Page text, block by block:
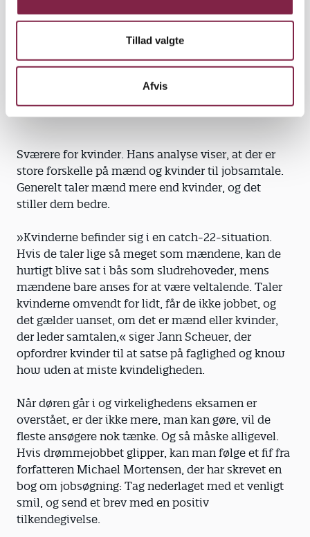
Tillad valgte
Afvis
»De færreste af os slipper af sted med at lyve. Det
er sjældent, en løgn direkte bliver afsløret i en
jobsamtale, men den bliver hængende i lokalet som
Sværere for kvinder. Hans analyse viser, at der er
store forskelle på mænd og kvinder til jobsamtale.
Generelt taler mænd mere end kvinder, og det
stiller dem bedre.
»Kvinderne befinder sig i en catch-22-situation.
Hvis de taler lige så meget som mændene, kan de
hurtigt blive sat i bås som sludrehoveder, mens
mændene bare anses for at være veltalende. Taler
kvinderne omvendt for lidt, får de ikke jobbet, og
det gælder uanset, om det er mænd eller kvinder,
der leder samtalen,« siger Jann Scheuer, der
opfordrer kvinder til at satse på faglighed og know
how uden at miste kvindeligheden.
Når døren går i og virkelighedens eksamen er
overstået, er der ikke mere, man kan gøre, vil de
fleste ansøgere nok tænke. Og så måske alligevel.
Hvis drømmejobbet glipper, kan man følge et fif fra
forfatteren Michael Mortensen, der har skrevet en
bog om jobsøgning: Tag nederlaget med et venligt
smil, og send et brev med en positiv
tilkendegivelse.